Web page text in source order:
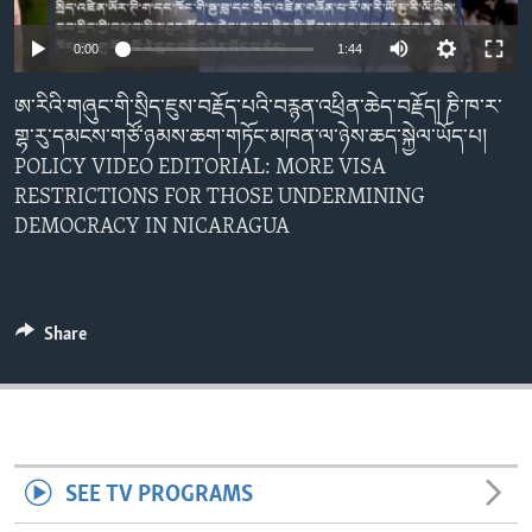
ENVIRONMENT AND HEALTH
0:00 1:44
ཨ་རིའི་གཞུང་གི་སྲིད་ཇུས་བརྗོད་པའི་བརྙན་འཕྲིན་ཆེད་བརྗོད། ཎི་ཁ་ར་
གྷ་རུ་དམངས་གཙོ་ཉམས་ཆག་གཏོང་མཁན་ལ་ཉེས་ཆད་སྐྱེལ་ཡོད་པ།
POLICY VIDEO EDITORIAL: MORE VISA
RESTRICTIONS FOR THOSE UNDERMINING
DEMOCRACY IN NICARAGUA
Share
SEE TV PROGRAMS